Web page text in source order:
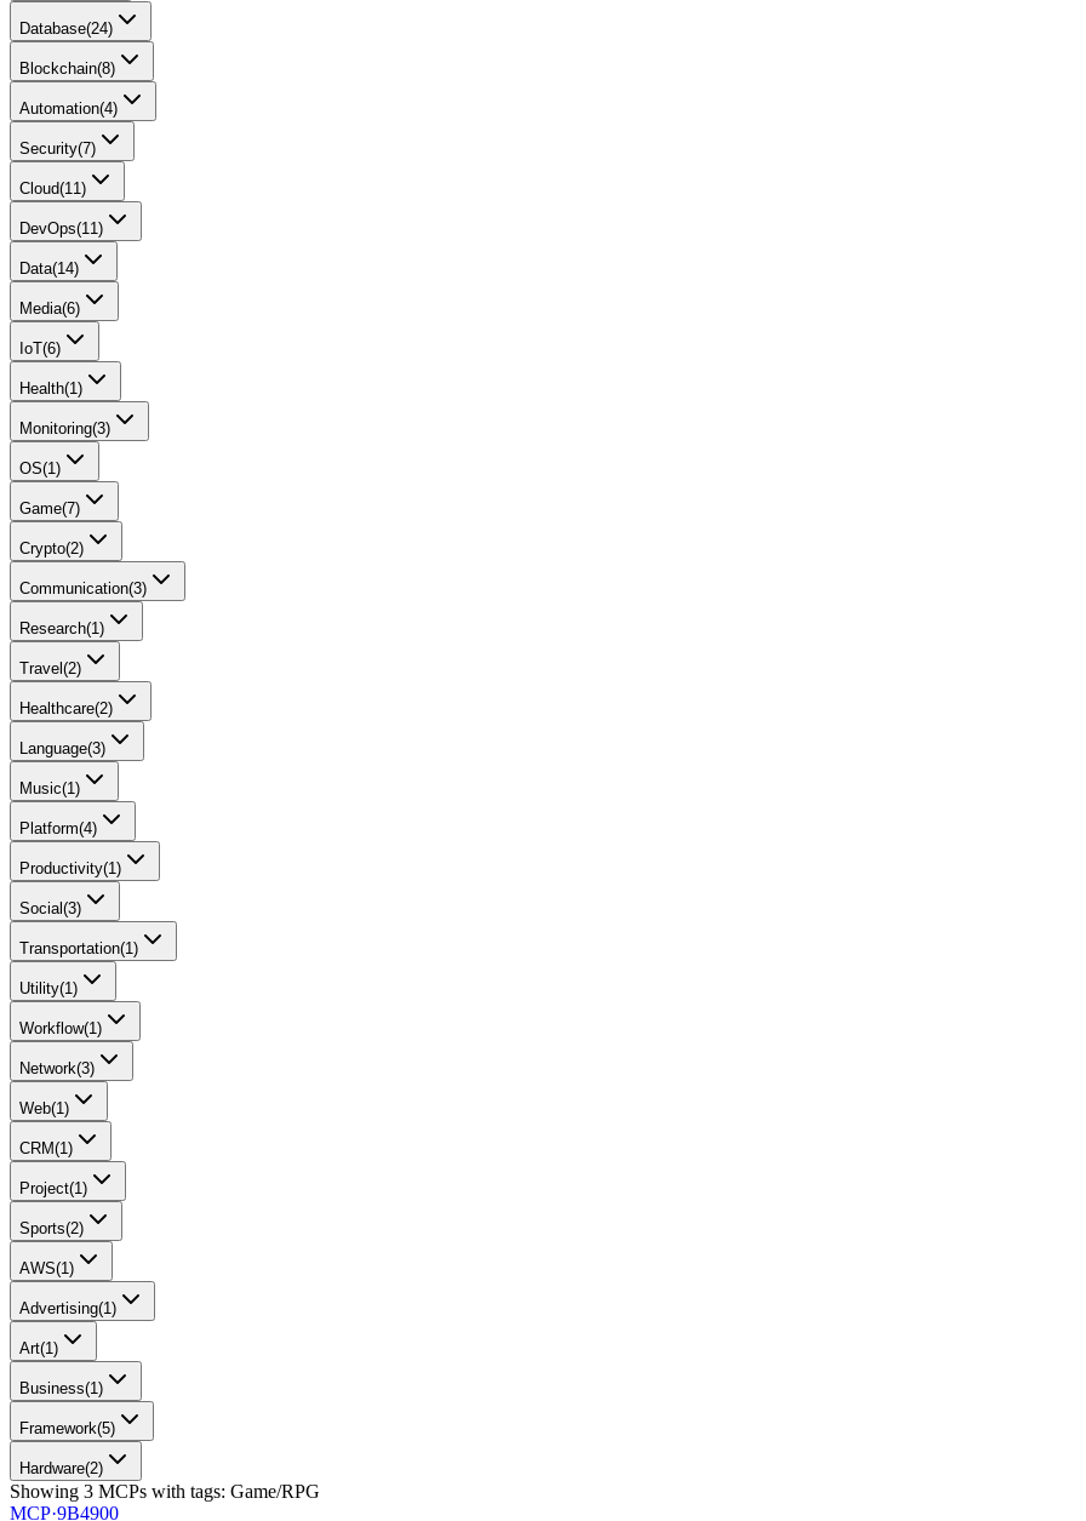
Database(24)
Blockchain(8)
Automation(4)
Security(7)
Cloud(11)
DevOps(11)
Data(14)
Media(6)
IoT(6)
Health(1)
Monitoring(3)
OS(1)
Game(7)
Crypto(2)
Communication(3)
Research(1)
Travel (2)
Healthcare(2)
Language(3)
Music(1)
Platform(4)
Productivity(1)
Social(3)
Transportation(1)
Utility(1)
Workflow(1)
Network(3)
Web(1)
CRM(1)
Project(1)
Sports(2)
AWS(1)
Advertising(1)
Art(1)
Business(1)
Framework(5)
Hardware(2)
Showing 3 MCPs with tags: Game/RPG
MCP·9B4900